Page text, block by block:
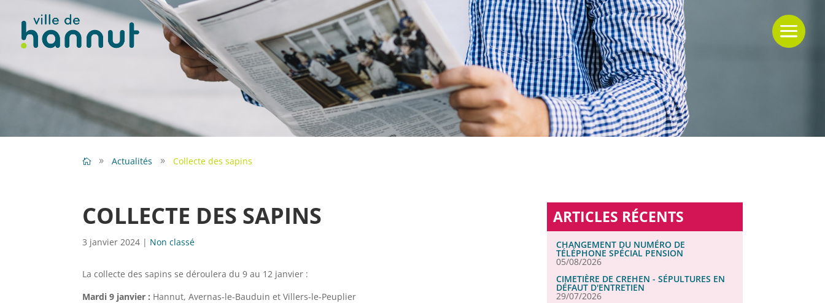
Actualités Collecte des sapins
COLLECTE DES SAPINS
3 janvier 2024 | Non classé
La collecte des sapins se déroulera du 9 au 12 janvier :
Mardi 9 janvier : Hannut, Avernas-le-Bauduin et Villers-le-Peuplier
ARTICLES RÉCENTS
CHANGEMENT DU NUMÉRO DE
TÉLÉPHONE SPÉCIAL PENSION
05/08/2026
CIMETIÈRE DE CREHEN - SÉPULTURES EN
DÉFAUT D'ENTRETIEN
29/07/2026